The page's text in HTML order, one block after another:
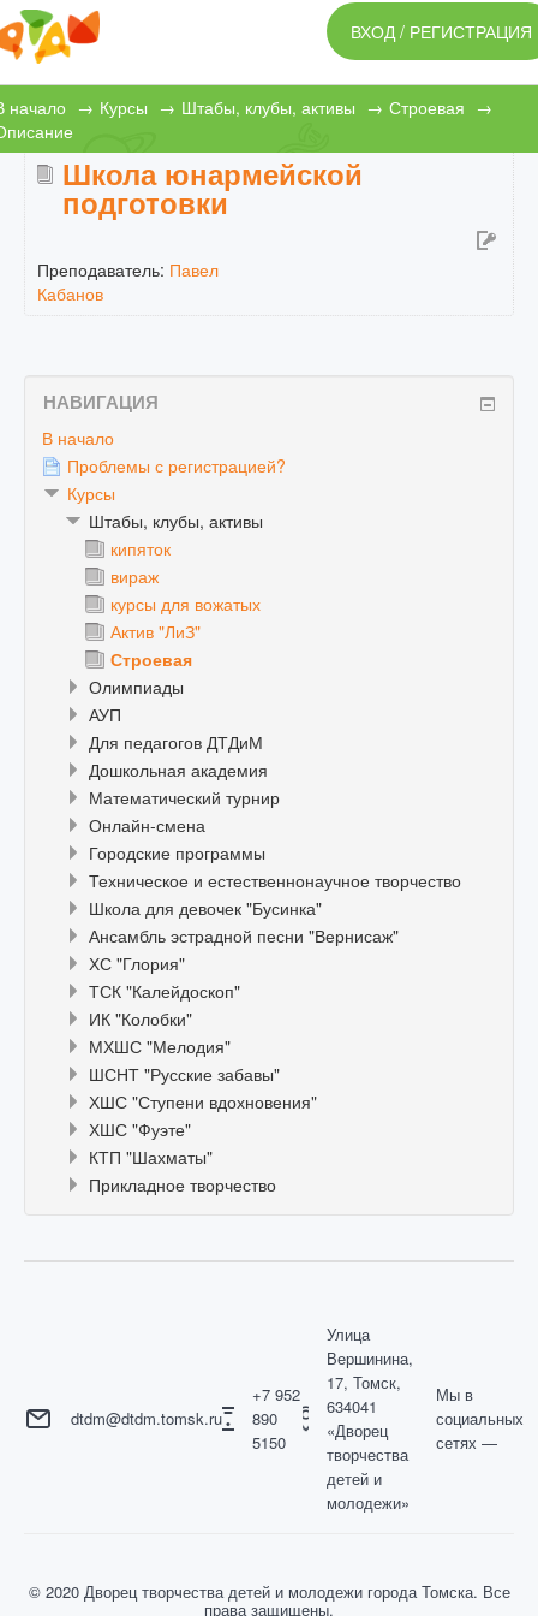
ВХОД / РЕГИСТРАЦИЯ
ОСНОВНОЙ САЙТ
ПРОБЛЕМЫ СО ВХОДОМ?
начало → Курсы → Штабы, клубы, активы → Строевая →
Школа юнармейской
подготовки
Преподаватель: Павел
Кабанов
НАВИГАЦИЯ
В начало
Проблемы с регистрацией?
Курсы
Штабы, клубы, активы
кипяток
вираж
курсы для вожатых
Актив "ЛиЗ"
Строевая
Олимпиады
АУП
Для педагогов ДТДиМ
Дошкольная академия
Математический турнир
Онлайн-смена
Городские программы
Техническое и естественнонаучное творчество
Школа для девочек "Бусинка"
Ансамбль эстрадной песни "Вернисаж"
ХС "Глория"
ТСК "Калейдоскоп"
ИК "Колобки"
МХШС "Мелодия"
ШСНТ "Русские забавы"
ХШС "Ступени вдохновения"
ХШС "Фуэте"
КТП "Шахматы"
Прикладное творчество
dtdm@dtdm.tomsk.ru
+7 952
890
5150
Улица
Вершинина,
17, Томск,
634041
«Дворец
творчества
детей и
молодежи»
Мы в
социальных
сетях —
© 2020 Дворец творчества детей и молодежи города Томска. Все
права защищены.